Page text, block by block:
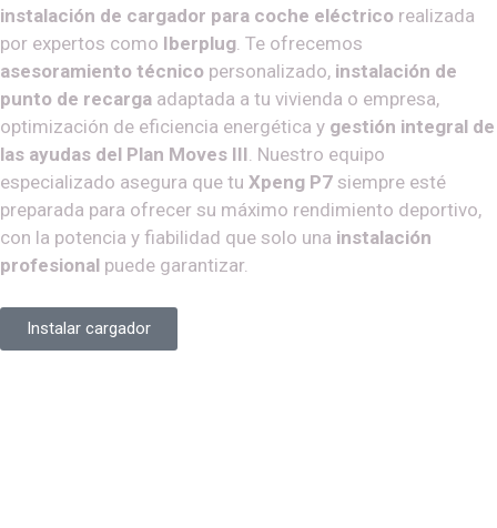
instalación de cargador para coche eléctrico realizada
por expertos como Iberplug . Te ofrecemos
asesoramiento técnico personalizado, instalación de
punto de recarga adaptada a tu vivienda o empresa,
optimización de eficiencia energética y gestión integral de
las ayudas del Plan Moves III . Nuestro equipo
especializado asegura que tu Xpeng P7 siempre esté
preparada para ofrecer su máximo rendimiento deportivo,
con la potencia y fiabilidad que solo una instalación
profesional puede garantizar.
Instalar cargador